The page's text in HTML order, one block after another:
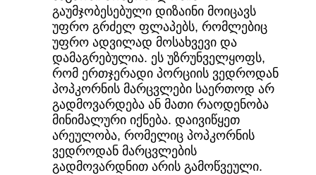
გაუმჯობესებული დიზაინი მოიცავს
უფრო გრძელ ფლაპებს, რომლებიც
უფრო ადვილად მოსახვევი და
დამაგრებულია. ეს უზრუნველყოფს,
რომ ერთჯერადი პორციის ვედროდან
პოპკორნის მარცვლები საერთოდ არ
გადმოვარდება ან მათი რაოდენობა
მინიმალური იქნება. დაივიწყეთ
არეულობა, რომელიც პოპკორნის
ვედროდან მარცვლების
გადმოვარდნით არის გამოწვეული.